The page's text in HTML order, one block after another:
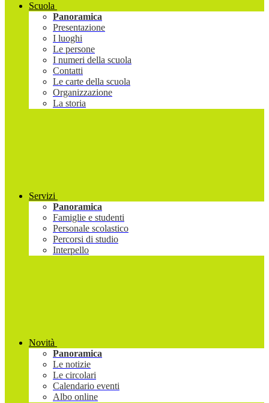
Scuola
Panoramica
Presentazione
I luoghi
Le persone
I numeri della scuola
Contatti
Le carte della scuola
Organizzazione
La storia
Servizi
Panoramica
Famiglie e studenti
Personale scolastico
Percorsi di studio
Interpello
Novità
Panoramica
Le notizie
Le circolari
Calendario eventi
Albo online